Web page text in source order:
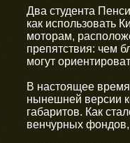
Два студента
как использовать
моторам,
препятствия: чем
могут
В настоящее
нынешней версии
габаритов. Как
венчурных фондов,